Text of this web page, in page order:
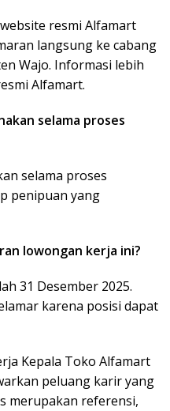
resmi Alfamart
langsung ke cabang
Wajo. Informasi lebih
Alfamart.
selama proses
selama proses
penipuan yang
lowongan kerja ini?
31 Desember 2025.
karena posisi dapat
Kepala Toko Alfamart
peluang karir yang
merupakan referensi,